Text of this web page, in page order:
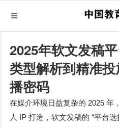
2025年软文发稿
类型解析到精准
播密码
在媒介环境日益复杂的 2025年
人 IP打造，软文发稿的“平台选